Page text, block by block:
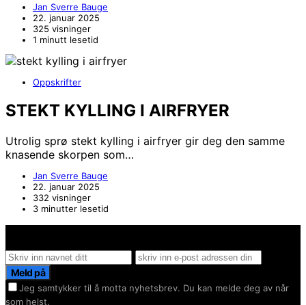
Jan Sverre Bauge
22. januar 2025
325 visninger
1 minutt lesetid
Oppskrifter
STEKT KYLLING I AIRFRYER
Utrolig sprø stekt kylling i airfryer gir deg den samme
knasende skorpen som…
Jan Sverre Bauge
22. januar 2025
332 visninger
3 minutter lesetid
Meld på
Jeg samtykker til å motta nyhetsbrev. Du kan melde deg av når
som helst.